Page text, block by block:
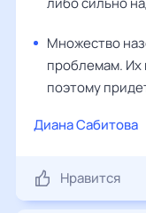
Множество
проблемам. Их
поэтому
Диана Сабитова
Нравится